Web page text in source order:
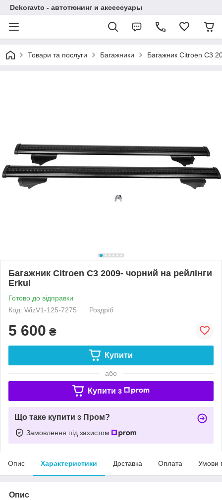
Dekoravto - автотюнинг и аксессуары
Товари та послуги Багажники Багажник Citroen C3
Багажник Citroen C3 2009- чорний на рейлінги
Erkul
Готово до відправки
Код: WizV1-125-7275
Роздріб
5 600 ₴
Купити
або
Купити з
Що таке купити з Пром?
Замовлення під захистом
Опис Характеристики Доставка Оплата Умови
Опис